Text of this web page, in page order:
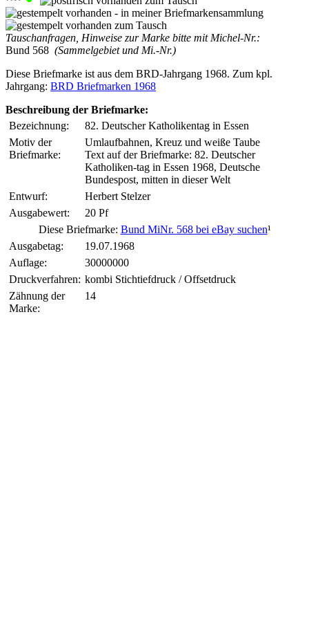
Tauschanfragen, Hinweise zur Marke bitte mit Michel-Nr.:
Bund 568 (Sammelgebiet und Mi.-Nr.)
Diese Briefmarke ist aus dem BRD-Jahrgang 1968. Zum kpl.
Jahrgang: BRD Briefmarken 1968
Beschreibung der Briefmarke:
Bezeichnung:
82. Deutscher Katholikentag in Essen
Motiv der
Briefmarke:
Umlaufbahnen, Kreuz und weiße Taube
Text auf der Briefmarke: 82. Deutscher
Katholiken-tag in Essen 1968, Deutsche
Bundespost, mitten in dieser Welt
Entwurf:
Herbert Stelzer
Ausgabewert:
20 Pf
Diese Briefmarke: Bund MiNr. 568 bei eBay suchen¹
Ausgabetag:
19.07.1968
Auflage:
30000000
Druckverfahren: kombi Stichtiefdruck / Offsetdruck
Zähnung der
Marke:
14